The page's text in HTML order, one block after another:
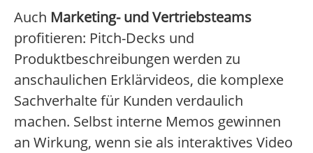
Auch Marketing- und Vertriebsteams
profitieren: Pitch-Decks und
Produktbeschreibungen werden zu
anschaulichen Erklärvideos, die komplexe
Sachverhalte für Kunden verdaulich
machen. Selbst interne Memos gewinnen
an Wirkung, wenn sie als interaktives Video